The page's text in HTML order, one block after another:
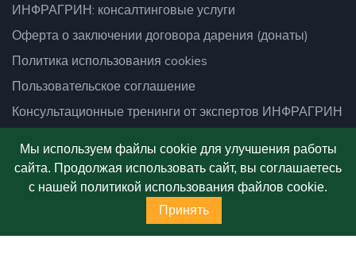
ИНФРАГРИН: консалтинговые услуги
Оферта о заключении договора дарения (донаты)
Политика использования cookies
Пользовательское соглашение
Консультационные тренинги от экспертов ИНФРАГРИН
Единицы_природы
Территории
Экология
Мы используем файлы cookie для улучшения работы
сайта. Продолжая использовать сайт, вы соглашаетесь
с нашей политикой использования файлов cookie.
Принять